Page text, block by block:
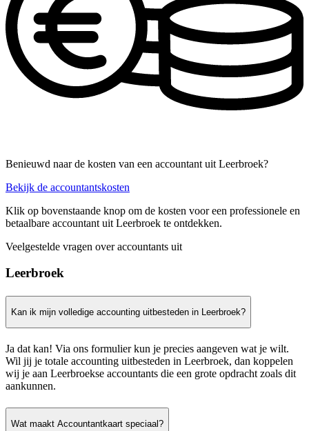
Benieuwd naar de kosten van een accountant uit Leerbroek?
Bekijk de accountantskosten
Klik op bovenstaande knop om de kosten voor een professionele en
betaalbare accountant uit Leerbroek te ontdekken.
Veelgestelde vragen over accountants uit
Leerbroek
Kan ik mijn volledige accounting uitbesteden in Leerbroek?
Ja dat kan! Via ons formulier kun je precies aangeven wat je wilt.
Wil jij je totale accounting uitbesteden in Leerbroek, dan koppelen
wij je aan Leerbroekse accountants die een grote opdracht zoals dit
aankunnen.
Wat maakt Accountantkaart speciaal?